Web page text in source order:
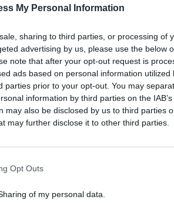
My Personal Information
sharing to third parties, or processing of
advertising by us, please use the below
note that after your opt-out request is
ads based on personal information utilized
parties prior to your opt-out. You may
information by third parties on the
may also be disclosed by us to third parties
may further disclose it to other third parties.
Opt Outs
of my personal data.